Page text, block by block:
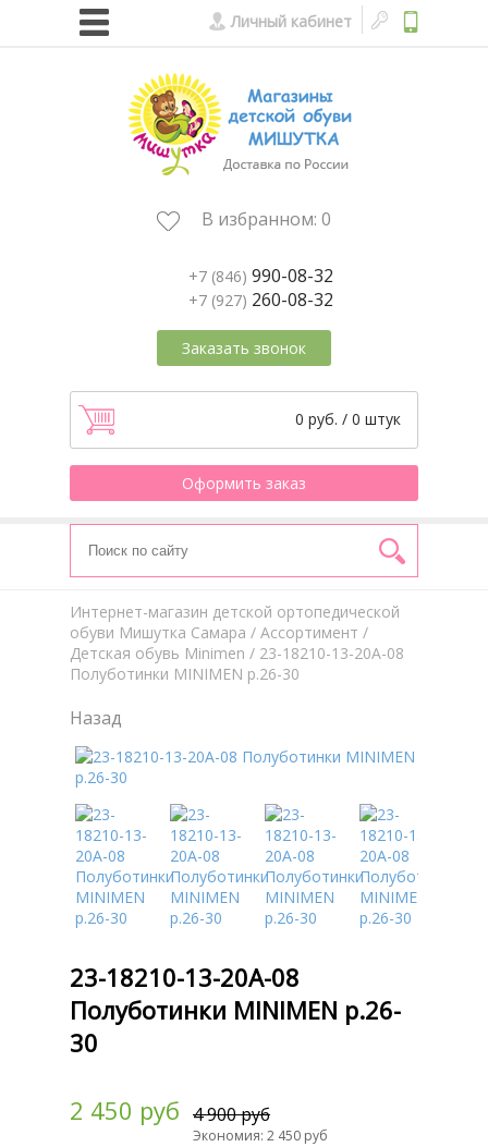
Личный кабинет
В избранном: 0
+7 (846) 990-08-32
+7 (927) 260-08-32
Заказать звонок
0 руб. / 0 штук
Оформить заказ
Интернет-магазин детской ортопедической
обуви Мишутка Самара / Aссортимент /
Детская обувь Minimen / 23-18210-13-20А-08
Полуботинки MINIMEN р.26-30
Назад
23-18210-13-20А-08
Полуботинки MINIMEN р.26-
30
2 450 руб 4 900 руб
Экономия: 2 450 руб